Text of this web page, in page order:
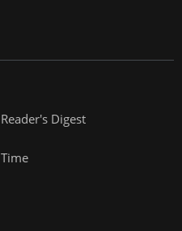
Reader's Digest
Time